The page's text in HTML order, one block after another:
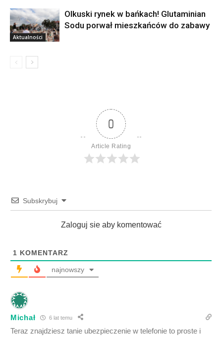
Aktualności
Olkuski rynek w bańkach! Glutaminian
Sodu porwał mieszkańców do zabawy
0
Article Rating
Subskrybuj
Zaloguj sie aby komentować
1 KOMENTARZ
najnowszy
Michał 6 lat temu
Teraz znajdziesz tanie ubezpieczenie w telefonie to proste i